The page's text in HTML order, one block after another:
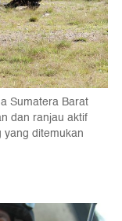
Sumatera Barat
dan ranjau aktif
ditemukan